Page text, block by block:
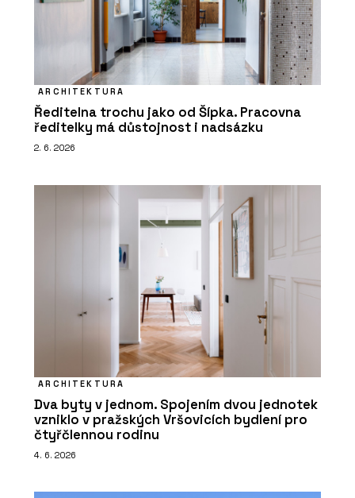
ARCHITEKTURA
Ředitelna trochu jako od Šípka. Pracovna
ředitelky má důstojnost i nadsázku
2. 6. 2026
ARCHITEKTURA
Dva byty v jednom. Spojením dvou jednotek
vzniklo v pražských Vršovicích bydlení pro
čtyřčlennou rodinu
4. 6. 2026